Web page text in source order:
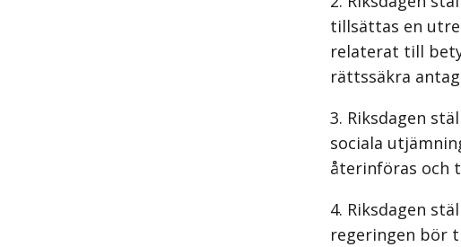
tillsättas en
relaterat till
rättssäkra
Riksdagen
sociala
återinföras och
Riksdagen
regeringen bör